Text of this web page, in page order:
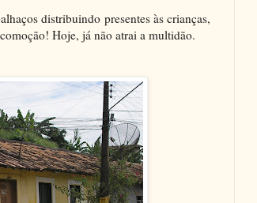
distribuindo presentes às crianças,
Hoje, já não atrai a multidão.